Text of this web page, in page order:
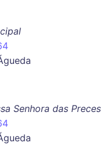
Senhora das Preces